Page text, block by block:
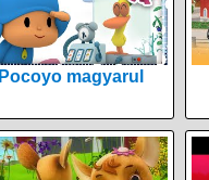
Pocoyo magyarul